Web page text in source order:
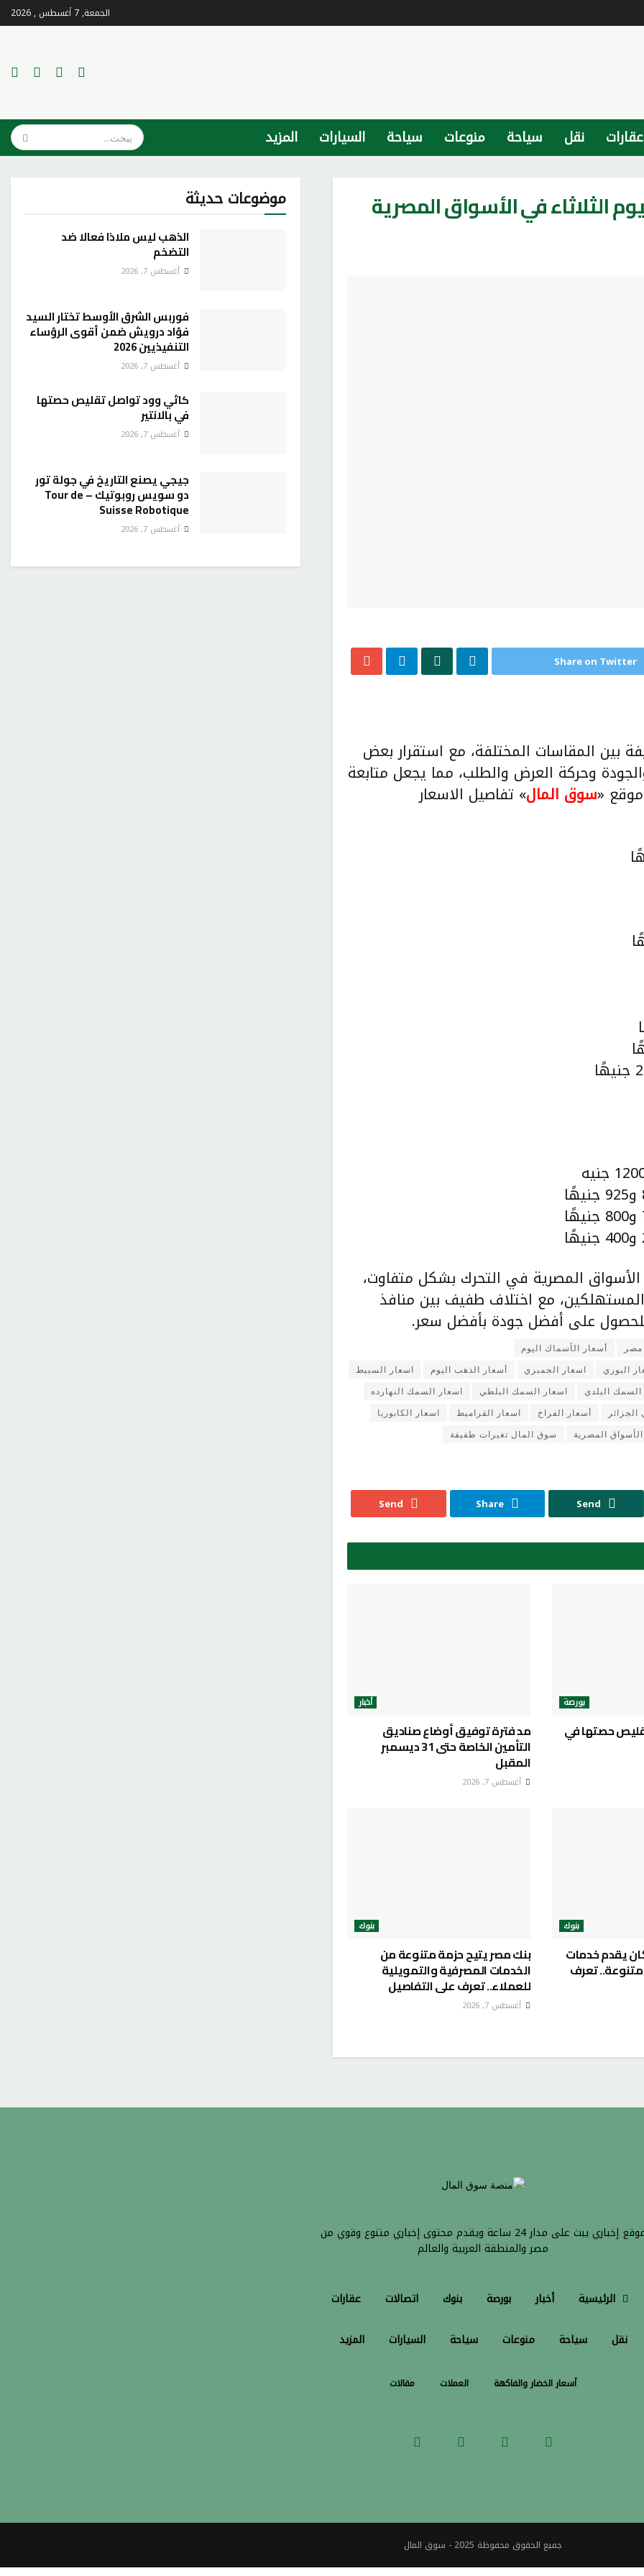
الجمعة, 7 أغسطس , 2026
عقارات نقل سياحة منوعات سياحة السيارات المزيد
الثلاثاء في الأسواق المصرية
Share on Twitter
بين المقاسات المختلفة، مع استقرار بعض
وحركة العرض والطلب، مما يجعل متابعة
«سوق المال» تفاصيل الاسعار
المصرية في التحرك بشكل متفاوت،
مع اختلاف طفيف بين منافذ
للحصول على أفضل جودة بأفضل سعر.
أسعار الأسماك اليوم
البوري اسعار الجمبري أسعار الذهب اليوم
اسعار السبيط
السمك البلدي اسعار السمك البلطي
اسعار السمك النهارده
أسعار الفراخ اسعار القراميط
اسعار الكابوريا
الأسواق المصرية
سوق المال تغيرات طفيفة
Send
Share
Send
بورصة
حصتها في
أخبار
مد فترة توفيق أوضاع صناديق
التأمين الخاصة حتى 31 ديسمبر
المقبل
أغسطس 7, 2026
بنوك
يقدم خدمات
تعرف
بنوك
بنك مصر يتيح حزمة متنوعة من
الخدمات المصرفية والتمويلية
للعملاء.. تعرف على التفاصيل
أغسطس 7, 2026
موضوعات حديثة
الذهب ليس ملاذا فعالا ضد
التضخم
أغسطس 7, 2026
فوربس الشرق الأوسط تختار السيد
فؤاد درويش ضمن أقوى الرؤساء
التنفيذيين 2026
أغسطس 7, 2026
كاثي وود تواصل تقليص حصتها
في بالانتير
أغسطس 7, 2026
جيجي يصنع التاريخ في جولة تور
دو سويس روبوتيك – Tour de
Suisse Robotique
أغسطس 7, 2026
موقع إخباري يبث على مدار 24 ساعة ويقدم محتوى إخباري متنوع وقوي من
مصر والمنطقة العربية والعالم
الرئيسية أخبار بورصة بنوك اتصالات عقارات
نقل سياحة منوعات سياحة السيارات المزيد
أسعار الخضار والفاكهة العملات مقالات
جميع الحقوق محفوظة 2025 - سوق المال